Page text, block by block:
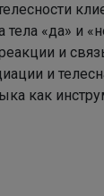
«да» и
и
и
как